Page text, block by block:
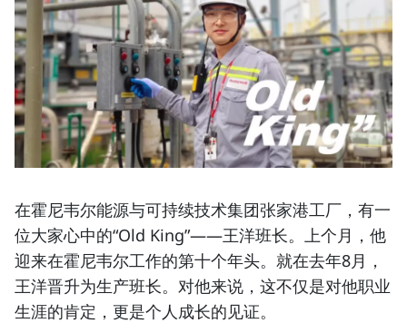
在霍尼韦尔能源与可持续技术集团张家港工厂，有一
位大家心中的“Old King”——王洋班长。上个月，他
迎来在霍尼韦尔工作的第十个年头。就在去年8月，
王洋晋升为生产班长。对他来说，这不仅是对他职业
生涯的肯定，更是个人成长的见证。